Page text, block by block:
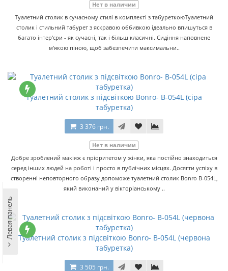
Нет в наличии
Туалетний столик в сучасному стилі в комплекті з табуреткоюТуалетний
столик і стильний табурет з яскравою оббивкою ідеально впишуться в
багато інтер'єри - як сучасні, так і більш класичні. Сидіння наповнене
м'якою піною, щоб забезпечити максимальни..
Туалетний столик з підсвіткою Bonro- В-054L (сіра
табуретка)
3 376 грн.
Нет в наличии
Добре зроблений макіяж є пріоритетом у жінки, яка постійно знаходиться
серед інших людей на роботі і просто в публічних місцях. Досягти успіху в
створенні неповторного образу допоможе туалетний столик Bonro В-054L,
який виконаний у вікторіанському ..
Туалетний столик з підсвіткою Bonro- В-054L (червона
табуретка)
3 505 грн.
Левая панель